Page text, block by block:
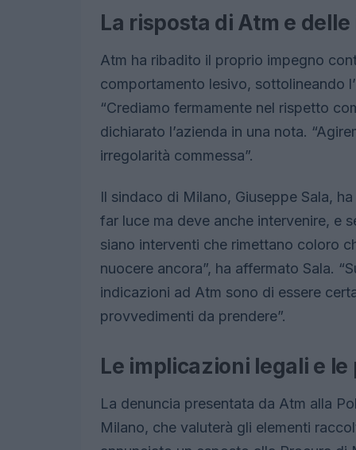
La risposta di Atm e
Atm ha ribadito il proprio impegno
comportamento lesivo, sottolineando
“Crediamo fermamente nel rispetto
dichiarato l’azienda in una nota.
irregolarità commessa”.
Il sindaco di Milano, Giuseppe Sala,
far luce ma deve anche intervenire, e
siano interventi che rimettano coloro
nuocere ancora”, ha affermato Sala.
indicazioni ad Atm sono di essere
provvedimenti da prendere”.
Le implicazioni legali e le
La denuncia presentata da Atm alla
Milano, che valuterà gli elementi